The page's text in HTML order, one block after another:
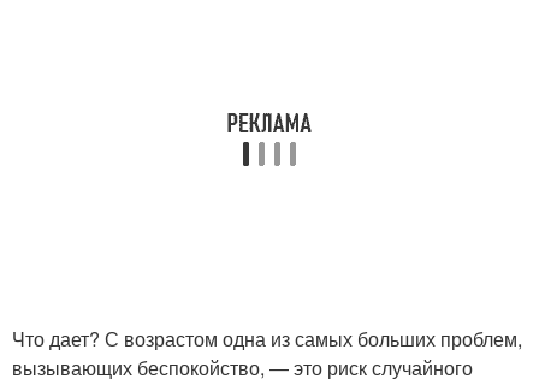
Что дает? С возрастом одна из самых больших проблем,
вызывающих беспокойство, — это риск случайного